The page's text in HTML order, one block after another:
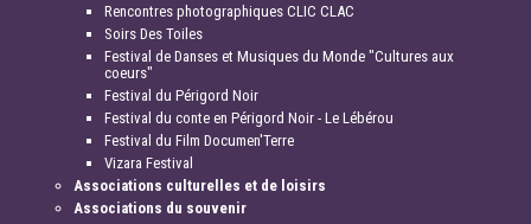
Rencontres photographiques CLIC CLAC
Soirs Des Toiles
Festival de Danses et Musiques du Monde "Cultures aux
coeurs"
Festival du Périgord Noir
Festival du conte en Périgord Noir - Le Lébérou
Festival du Film Documen'Terre
Vizara Festival
Associations culturelles et de loisirs
Associations du souvenir